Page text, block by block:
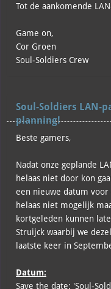
Tot de aankomende
Game on,
Cor Groen
Soul-Soldiers Crew
Soul-Soldiers LAN-
planning!
Beste gamers,
Nadat onze geplande
helaas niet door kon
een nieuwe datum voor
helaas niet mogelijk
kortgeleden kunnen
Struijck waarbij we
laatste keer in
Datum:
Save the date: 'Soul-